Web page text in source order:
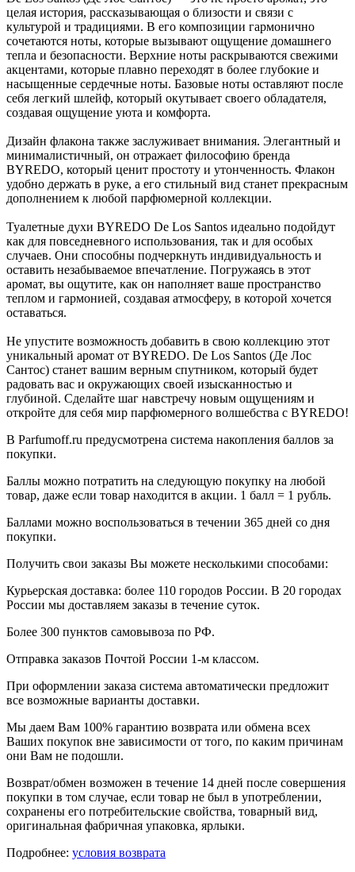
целая история, рассказывающая о близости и связи с
культурой и традициями. В его композиции гармонично
сочетаются ноты, которые вызывают ощущение домашнего
тепла и безопасности. Верхние ноты раскрываются свежими
акцентами, которые плавно переходят в более глубокие и
насыщенные сердечные ноты. Базовые ноты оставляют после
себя легкий шлейф, который окутывает своего обладателя,
создавая ощущение уюта и комфорта.
Дизайн флакона также заслуживает внимания. Элегантный и
минималистичный, он отражает философию бренда
BYREDO, который ценит простоту и утонченность. Флакон
удобно держать в руке, а его стильный вид станет прекрасным
дополнением к любой парфюмерной коллекции.
Туалетные духи BYREDO De Los Santos идеально подойдут
как для повседневного использования, так и для особых
случаев. Они способны подчеркнуть индивидуальность и
оставить незабываемое впечатление. Погружаясь в этот
аромат, вы ощутите, как он наполняет ваше пространство
теплом и гармонией, создавая атмосферу, в которой хочется
оставаться.
Не упустите возможность добавить в свою коллекцию этот
уникальный аромат от BYREDO. De Los Santos (Де Лос
Сантос) станет вашим верным спутником, который будет
радовать вас и окружающих своей изысканностью и
глубиной. Сделайте шаг навстречу новым ощущениям и
откройте для себя мир парфюмерного волшебства с BYREDO!
В Parfumoff.ru предусмотрена система накопления баллов за
покупки.
Баллы можно потратить на следующую покупку на любой
товар, даже если товар находится в акции. 1 балл = 1 рубль.
Баллами можно воспользоваться в течении 365 дней со дня
покупки.
Получить свои заказы Вы можете несколькими способами:
Курьерская доставка: более 110 городов России. В 20 городах
России мы доставляем заказы в течение суток.
Более 300 пунктов самовывоза по РФ.
Отправка заказов Почтой России 1-м классом.
При оформлении заказа система автоматически предложит
все возможные варианты доставки.
Мы даем Вам 100% гарантию возврата или обмена всех
Ваших покупок вне зависимости от того, по каким причинам
они Вам не подошли.
Возврат/обмен возможен в течение 14 дней после совершения
покупки в том случае, если товар не был в употреблении,
сохранены его потребительские свойства, товарный вид,
оригинальная фабричная упаковка, ярлыки.
Подробнее: условия возврата